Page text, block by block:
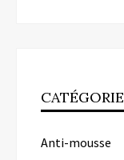
Anti-mousse